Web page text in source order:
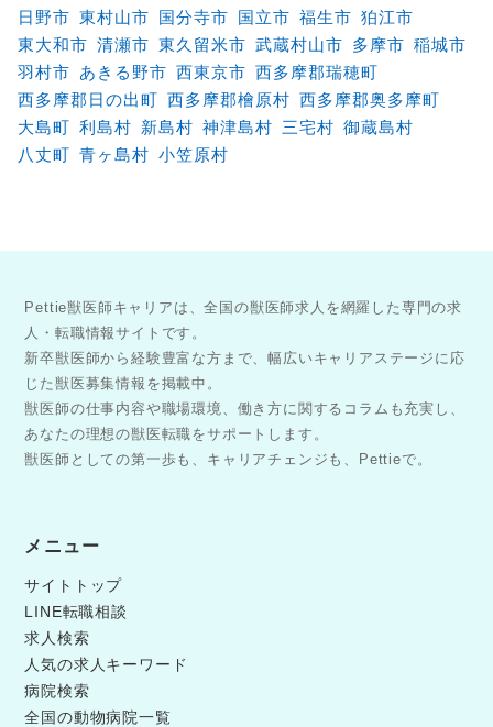
日野市 東村山市 国分寺市 国立市 福生市 狛江市
東大和市 清瀬市 東久留米市 武蔵村山市 多摩市 稲城市
羽村市 あきる野市 西東京市 西多摩郡瑞穂町
西多摩郡日の出町 西多摩郡檜原村 西多摩郡奥多摩町
大島町 利島村 新島村 神津島村 三宅村 御蔵島村
八丈町 青ヶ島村 小笠原村
Pettie獣医師キャリアは、全国の獣医師求人を網羅した専門の求
人・転職情報サイトです。
新卒獣医師から経験豊富な方まで、幅広いキャリアステージに応
じた獣医募集情報を掲載中。
獣医師の仕事内容や職場環境、働き方に関するコラムも充実し、
あなたの理想の獣医転職をサポートします。
獣医師としての第一歩も、キャリアチェンジも、Pettieで。
メニュー
サイトトップ
LINE転職相談
求人検索
人気の求人キーワード
病院検索
全国の動物病院一覧